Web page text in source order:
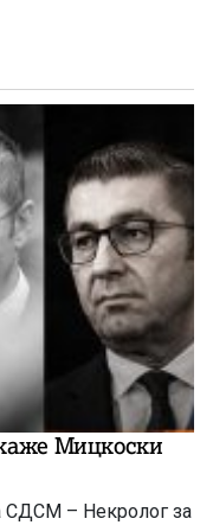
Мицкоски
СДСМ – Некролог за